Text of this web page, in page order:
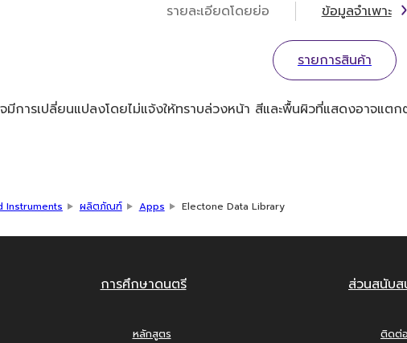
รายละเอียดโดยย่อ ข้อมูลจำเพาะ
รายการสินค้า
มีการเปลี่ยนแปลงโดยไม่แจ้งให้ทราบล่วงหน้า สีและพื้นผิวที่แสดงอาจแ
Instruments ผลิตภัณฑ์ Apps Electone Data Library
การศึกษาดนตรี
หลักสูตร
ส่วนสนับส
ติดต่อ